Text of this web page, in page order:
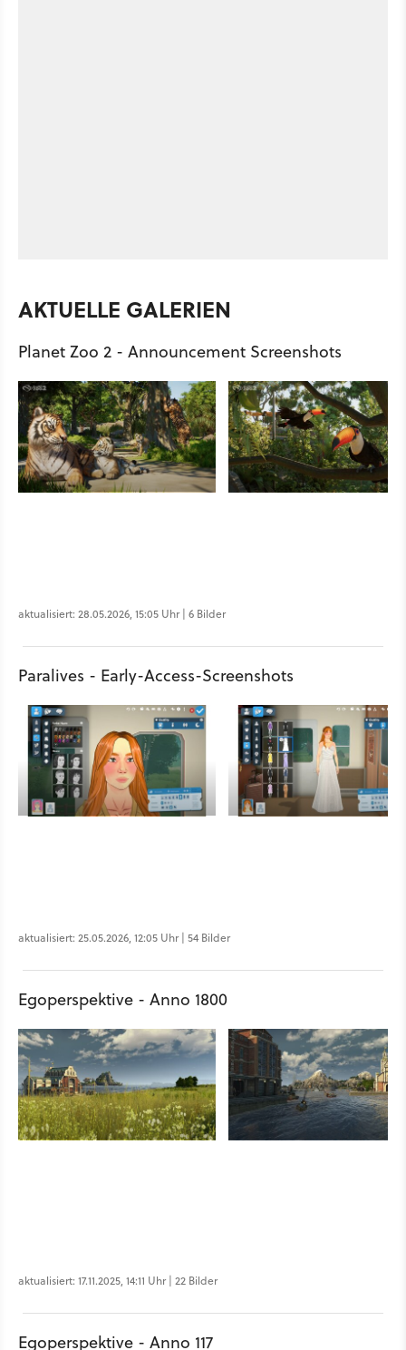
AKTUELLE GALERIEN
Planet Zoo 2 - Announcement Screenshots
aktualisiert: 28.05.2026, 15:05 Uhr | 6 Bilder
Paralives - Early-Access-Screenshots
aktualisiert: 25.05.2026, 12:05 Uhr | 54 Bilder
Egoperspektive - Anno 1800
aktualisiert: 17.11.2025, 14:11 Uhr | 22 Bilder
Egoperspektive - Anno 117